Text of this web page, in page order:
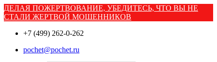
ДЕЛАЯ ПОЖЕРТВОВАНИЕ, УБЕДИТЕСЬ, ЧТО ВЫ НЕ
СТАЛИ ЖЕРТВОЙ МОШЕННИКОВ
+7 (499) 262-0-262
pochet@pochet.ru